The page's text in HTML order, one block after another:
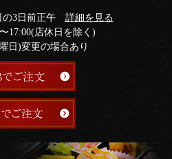
の3日前正午 詳細を見る
17:00(店休日を除く)
日)変更の場合あり